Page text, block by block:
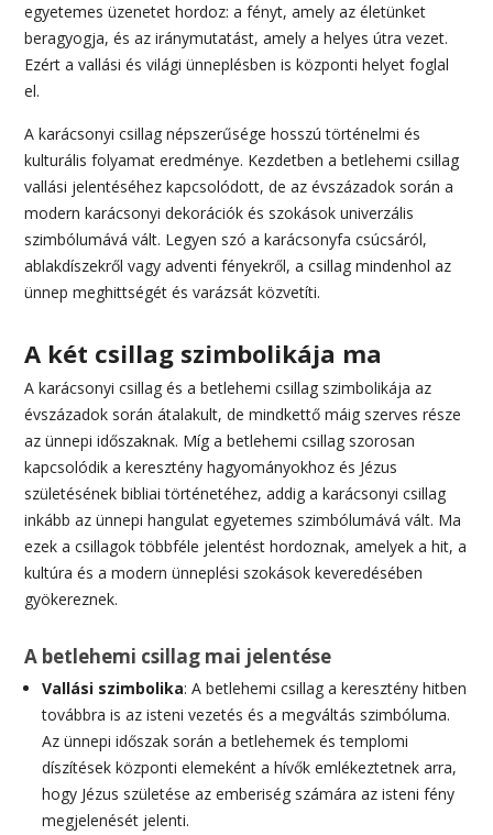
egyetemes üzenetet hordoz: a fényt, amely az életünket
beragyogja, és az iránymutatást, amely a helyes útra vezet.
Ezért a vallási és világi ünneplésben is központi helyet foglal
el.
A karácsonyi csillag népszerűsége hosszú történelmi és
kulturális folyamat eredménye. Kezdetben a betlehemi csillag
vallási jelentéséhez kapcsolódott, de az évszázadok során a
modern karácsonyi dekorációk és szokások univerzális
szimbólumává vált. Legyen szó a karácsonyfa csúcsáról,
ablakdíszekről vagy adventi fényekről, a csillag mindenhol az
ünnep meghittségét és varázsát közvetíti.
A két csillag szimbolikája ma
A karácsonyi csillag és a betlehemi csillag szimbolikája az
évszázadok során átalakult, de mindkettő máig szerves része
az ünnepi időszaknak. Míg a betlehemi csillag szorosan
kapcsolódik a keresztény hagyományokhoz és Jézus
születésének bibliai történetéhez, addig a karácsonyi csillag
inkább az ünnepi hangulat egyetemes szimbólumává vált. Ma
ezek a csillagok többféle jelentést hordoznak, amelyek a hit, a
kultúra és a modern ünneplési szokások keveredésében
gyökereznek.
A betlehemi csillag mai jelentése
Vallási szimbolika: A betlehemi csillag a keresztény hitben
továbbra is az isteni vezetés és a megváltás szimbóluma.
Az ünnepi időszak során a betlehemek és templomi
díszítések központi elemeként a hívők emlékeztetnek arra,
hogy Jézus születése az emberiség számára az isteni fény
megjelenését jelenti.